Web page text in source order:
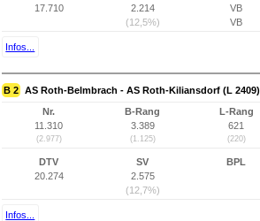
17.710
2.214
(12,5%)
VB
VB
Infos...
B 2 AS Roth-Belmbrach - AS Roth-Kiliansdorf (L 2409)
Nr.
11.310
(2.977)
B-Rang
3.389
(1.125)
L-Rang
621
(220)
DTV
20.274
SV
2.575
(12,7%)
BPL
Infos...